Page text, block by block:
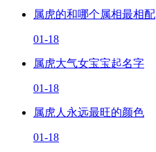
属虎的和哪个属相最相配
01-18
属虎大气女宝宝起名字
01-18
属虎人永远最旺的颜色
01-18